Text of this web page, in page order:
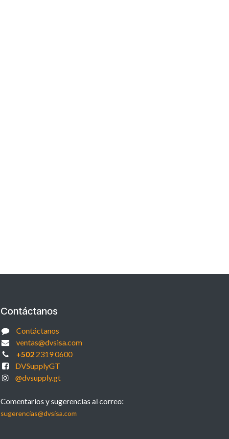
Contáctanos
Contáctanos
ventas@dvsisa.com
+5022319 0600
DVSupplyGT
@dvsupply.gt
Comentarios y sugerencias al correo:
sugerencias@dvsisa.com